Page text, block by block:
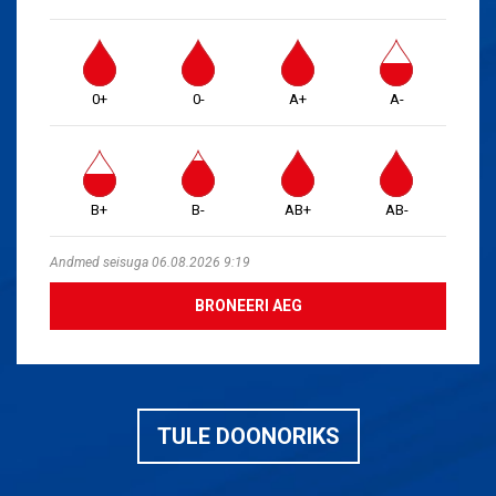
0+ 0- A+ A-
B+ B- AB+ AB-
Andmed seisuga 06.08.2026 9:19
BRONEERI AEG
TULE DOONORIKS